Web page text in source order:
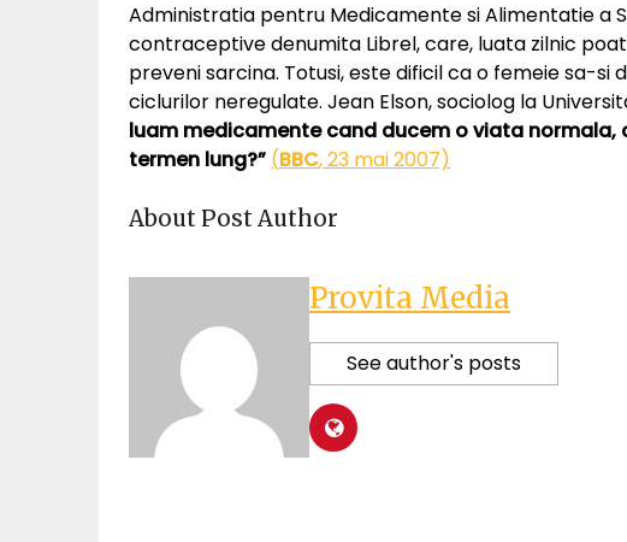
Administratia pentru Medicamente si Alimentatie a
contraceptive denumita Librel, care, luata zilnic
preveni sarcina. Totusi, este dificil ca o femeie sa-si
ciclurilor neregulate. Jean Elson, sociolog la
luam medicamente cand ducem o viata normala,
termen lung?” (BBC, 23 mai 2007)
About Post Author
Provita Media
See author's posts